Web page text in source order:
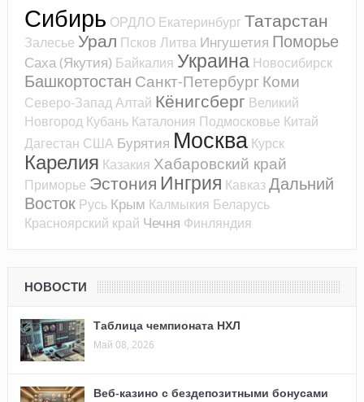
Сибирь ОРДЛО Екатеринбург Татарстан
Залесье Урал Псков Литва Ингушетия Поморье
Саха (Якутия) Байкалия Украина Новосибирск
Башкортостан Санкт-Петербург Коми
Северо-ЗападАлтай Кёнигсберг Великий
Новгород Кубань Каталония Подмосковье Китай
Дагестан США Бурятия Москва Курск
Карелия Казакия Хабаровский край
Приморье Эстония Ингрия КавказДальний
Восток Русь Крым Калмыкия Беларусь
Красноярский край Чечня Финляндия
НОВОСТИ
Таблица чемпионата НХЛ
Май 08, 2026
Веб-казино с бездепозитными бонусами